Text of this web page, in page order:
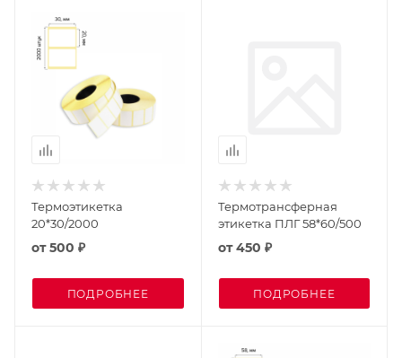
Термоэтикетка
20*30/2000
от500 ₽
ПОДРОБНЕЕ
Термотрансферная
этикетка ПЛГ 58*60/500
от450 ₽
ПОДРОБНЕЕ